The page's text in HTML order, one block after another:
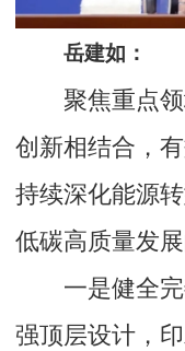
岳建如：
聚焦重点
创新相结合，
持续深化能源
低碳高质量发展
一是健全
强顶层设计，